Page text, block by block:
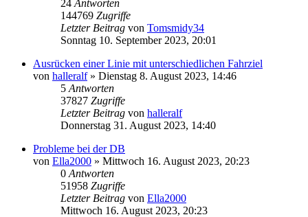
24 Antworten
144769 Zugriffe
Letzter Beitrag von Tomsmidy34
Sonntag 10. September 2023, 20:01
Ausrücken einer Linie mit unterschiedlichen Fahrziel
von halleralf» Dienstag 8. August 2023, 14:46
5 Antworten
37827 Zugriffe
Letzter Beitrag von halleralf
Donnerstag 31. August 2023, 14:40
Probleme bei der DB
von Ella2000 » Mittwoch 16. August 2023, 20:23
0 Antworten
51958 Zugriffe
Letzter Beitrag von Ella2000
Mittwoch 16. August 2023, 20:23